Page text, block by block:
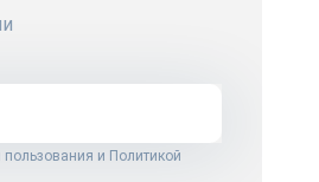
и Политикой